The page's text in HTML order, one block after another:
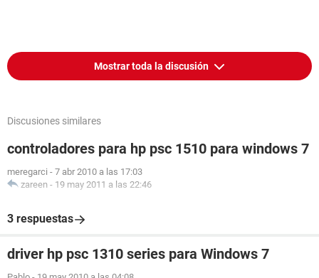
Mostrar toda la discusión
Discusiones similares
controladores para hp psc 1510 para windows 7
meregarci - 7 abr 2010 a las 17:03
zareen - 19 may 2011 a las 22:46
3 respuestas
driver hp psc 1310 series para Windows 7